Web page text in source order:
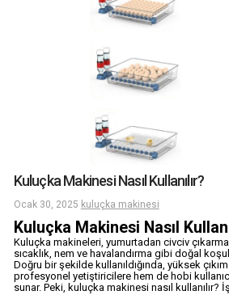
Kuluçka Makinesi Nasıl Kullanılır?
Ocak 30, 2025 kuluçka makinesi
Kuluçka Makinesi Nasıl
Kuluçka makineleri, yumurtadan civciv
sıcaklık, nem ve havalandırma gibi doğal
Doğru bir şekilde kullanıldığında, yüksek
profesyonel yetiştiricilere hem de hobi
sunar. Peki, kuluçka makinesi nasıl kullanılır?